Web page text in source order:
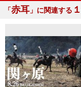
「赤耳 」に関連する １